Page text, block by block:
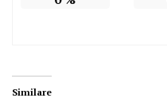
Similare